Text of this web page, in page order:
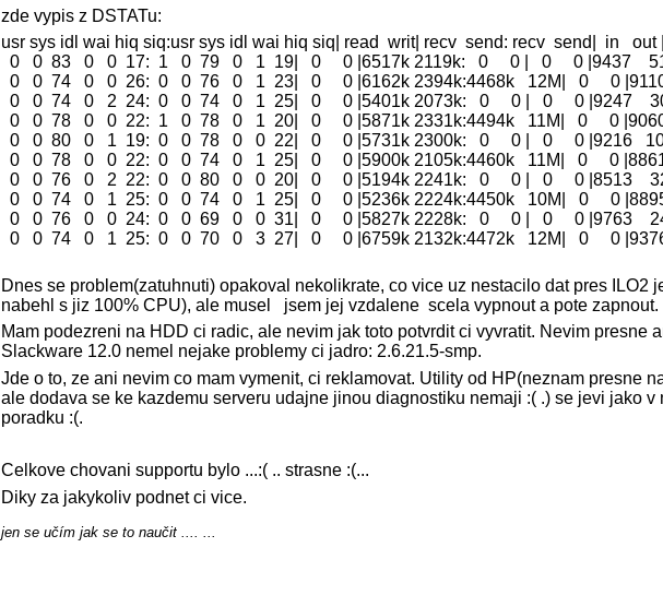
zde vypis z DSTATu:
usr sys idl wai hiq siq:usr sys idl wai hiq siq| read writ| recv send: recv send| in
0 0 83 0 0 17: 1 0 79 0 1 19| 0 0 |6517k 2119k: 0 0 | 0 0 |9437
0 0 74 0 0 26: 0 0 76 0 1 23| 0 0 |6162k 2394k:4468k 12M| 0 0
0 0 74 0 2 24: 0 0 74 0 1 25| 0 0 |5401k 2073k: 0 0 | 0 0 |9247
0 0 78 0 0 22: 1 0 78 0 1 20| 0 0 |5871k 2331k:4494k 11M| 0 0
0 0 80 0 1 19: 0 0 78 0 0 22| 0 0 |5731k 2300k: 0 0 | 0 0 |9216
0 0 78 0 0 22: 0 0 74 0 1 25| 0 0 |5900k 2105k:4460k 11M| 0 0
0 0 76 0 2 22: 0 0 80 0 0 20| 0 0 |5194k 2241k: 0 0 | 0 0 |8513
0 0 74 0 1 25: 0 0 74 0 1 25| 0 0 |5236k 2224k:4450k 10M| 0 0
0 0 76 0 0 24: 0 0 69 0 0 31| 0 0 |5827k 2228k: 0 0 | 0 0 |9763
0 0 74 0 1 25: 0 0 70 0 3 27| 0 0 |6759k 2132k:4472k 12M| 0 0
Dnes se problem(zatuhnuti) opakoval nekolikrate, co vice uz nestacilo dat pres ILO2
nabehl s jiz 100% CPU), ale musel jsem jej vzdalene scela vypnout a pote zapnout.
Mam podezreni na HDD ci radic, ale nevim jak toto potvrdit ci vyvratit. Nevim presne
Slackware 12.0 nemel nejake problemy ci jadro: 2.6.21.5-smp.
Jde o to, ze ani nevim co mam vymenit, ci reklamovat. Utility od HP(neznam presne
ale dodava se ke kazdemu serveru udajne jinou diagnostiku nemaji :( .) se jevi jako v
poradku :(.
Celkove chovani supportu bylo ...:( .. strasne :(...
Diky za jakykoliv podnet ci vice.
jen se učím jak se to naučit .... ...